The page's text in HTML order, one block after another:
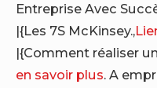
Entreprise Avec
|{Les 7S McKinsey.,
|{Comment réaliser
en savoir plus. A